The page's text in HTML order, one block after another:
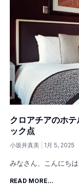
クロアチアのホ
ック点
小坂井真美 1月 5, 2025
みなさん、こんにち
READ MORE...